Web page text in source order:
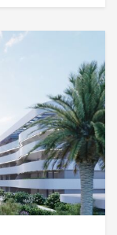
15 m²
Garage: für
Kamin
ist ideal, um
Der
Küche
weiteren
Fläche zum
und
mit endlosen